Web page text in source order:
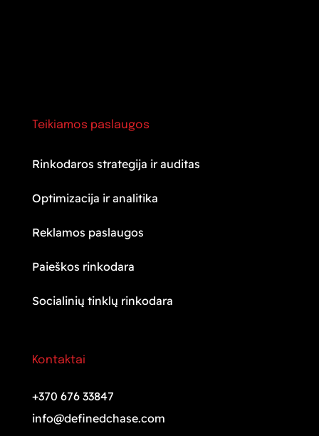
Teikiamos paslaugos
Rinkodaros strategija ir auditas
Optimizacija ir analitika
Reklamos paslaugos
Paieškos rinkodara
Socialinių tinklų rinkodara
Kontaktai
+370 676 33847
info@definedchase.com